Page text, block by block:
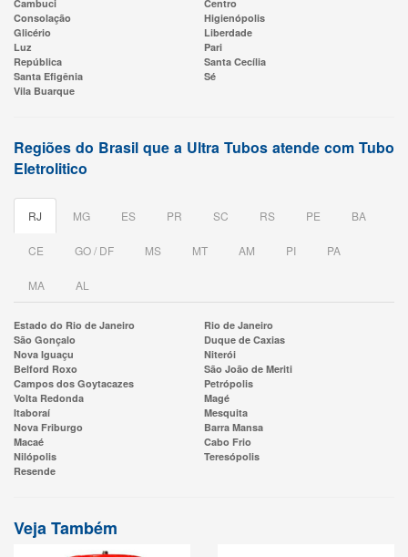
Cambuci
Centro
Consolação
Higienópolis
Glicério
Liberdade
Luz
Pari
República
Santa Cecília
Santa Efigênia
Sé
Vila Buarque
Regiões do Brasil que a Ultra Tubos atende com Tubo
Eletrolitico
RJ MG ES PR SC RS PE BA
CE GO / DF MS MT AM PI PA
MA AL
Estado do Rio de Janeiro
Rio de Janeiro
São Gonçalo
Duque de Caxias
Nova Iguaçu
Niterói
Belford Roxo
São João de Meriti
Campos dos Goytacazes
Petrópolis
Volta Redonda
Magé
Itaboraí
Mesquita
Nova Friburgo
Barra Mansa
Macaé
Cabo Frio
Nilópolis
Teresópolis
Resende
Veja Também